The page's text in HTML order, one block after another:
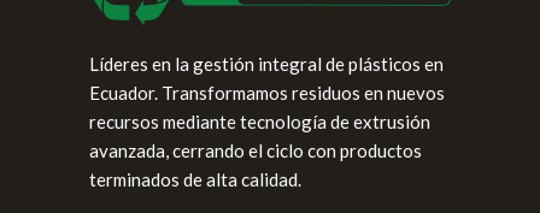
Líderes en la gestión integral de plásticos en
Ecuador. Transformamos residuos en nuevos
recursos mediante tecnología de extrusión
avanzada, cerrando el ciclo con productos
terminados de alta calidad.